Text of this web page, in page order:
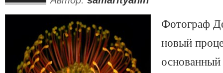
Фотограф
новый